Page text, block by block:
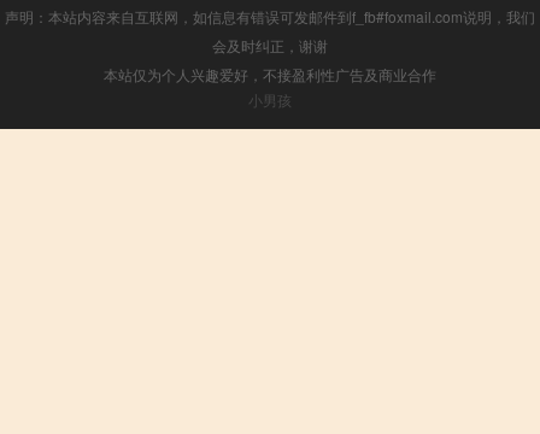
声明：本站内容来自互联网，如信息有错误可发邮件到f_fb#foxmail.com说明，我们
会及时纠正，谢谢
本站仅为个人兴趣爱好，不接盈利性广告及商业合作
小男孩